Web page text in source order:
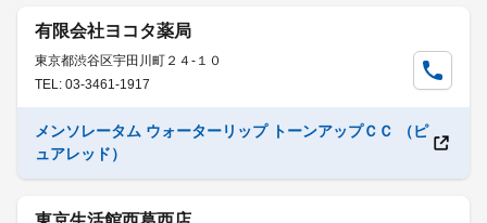
有限会社ヨコタ薬局
東京都渋谷区宇田川町２４-１０
TEL: 03-3461-1917
メンソレータム ウォーターリップ トーンアップＣＣ （ピ
ュアレッド）